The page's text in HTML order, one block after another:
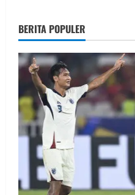
BERITA POPULER